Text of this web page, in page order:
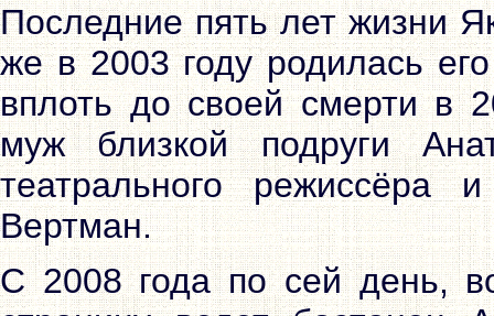
Последние пять лет жизни
же в 2003 году родилась
вплоть до своей смерти в
муж близкой подруги
театрального режиссёра
Вертман.
С 2008 года по сей день,